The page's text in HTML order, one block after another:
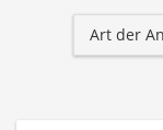
Art der